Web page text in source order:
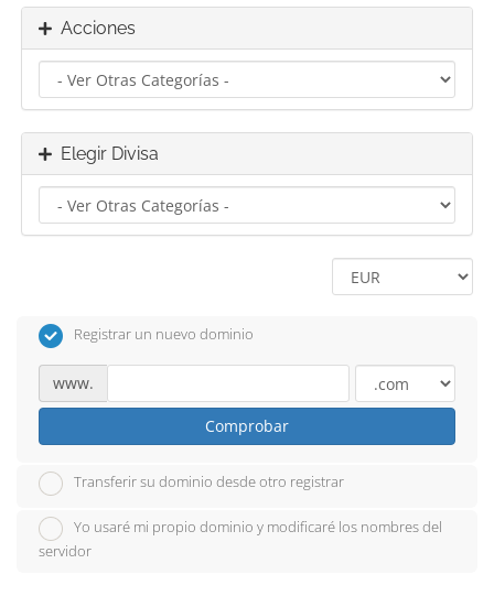
Acciones
Elegir Divisa
Registrar un nuevo dominio
www.
Comprobar
Transferir su dominio desde otro registrar
Yo usaré mi propio dominio y modificaré los nombres del
servidor